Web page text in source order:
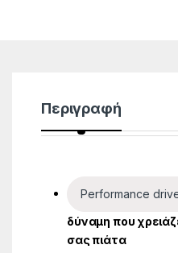
Περιγραφή
Performance
δύναμη που
σας πιάτα